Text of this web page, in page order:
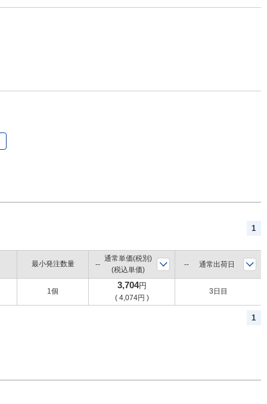
1
最小発注数量
1個
通常単価(税別)
(税込単価)
通常出荷日
3,704円
( 4,074円 )
3日目
1